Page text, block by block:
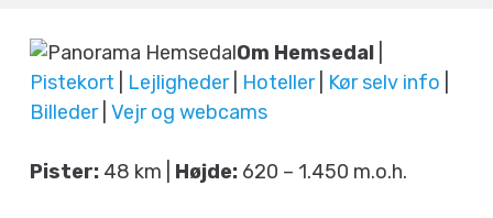
Om Hemsedal
Pistekort
Lejligheder| Hoteller| Kør selv info
Billeder| Vejr og webcams
Pister: 48 km | Højde: 620 – 1.450 m.o.h.